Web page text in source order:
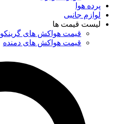
پرده هوا
لوازم جانبی
لیست قیمت ها
قیمت هواکش های گرینکو
قیمت هواکش های دمنده